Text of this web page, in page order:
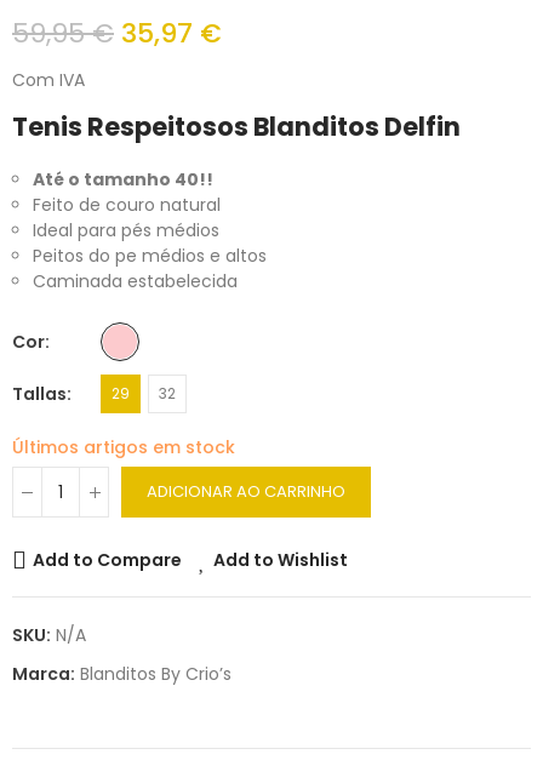
59,95 € 35,97 €
Com IVA
Tenis Respeitosos Blanditos Delfin
Até o tamanho 40!!
Feito de couro natural
Ideal para pés médios
Peitos do pe médios e altos
Caminada estabelecida
Cor
Tallas 29 32
Últimos artigos em stock
ADICIONAR AO CARRINHO
Add to Compare Add to Wishlist
SKU: N/A
Marca: Blanditos By Crio’s